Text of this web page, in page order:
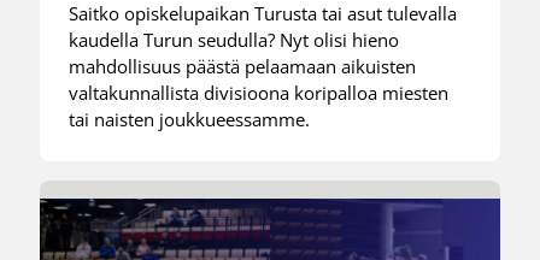
Saitko opiskelupaikan Turusta tai asut tulevalla
kaudella Turun seudulla? Nyt olisi hieno
mahdollisuus päästä pelaamaan aikuisten
valtakunnallista divisioona koripalloa miesten
tai naisten joukkueessamme.